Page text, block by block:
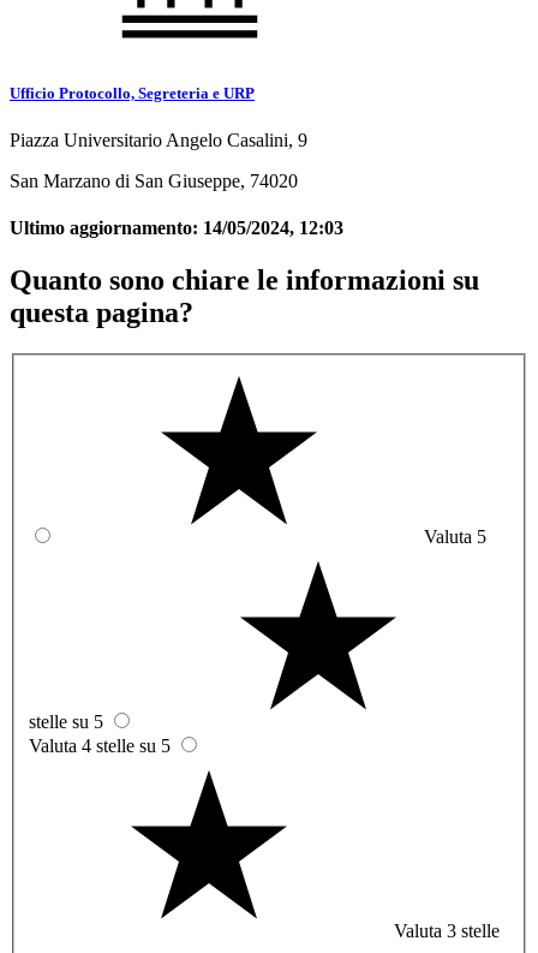
Ufficio Protocollo, Segreteria e URP
Piazza Universitario Angelo Casalini, 9
San Marzano di San Giuseppe, 74020
Ultimo aggiornamento: 14/05/2024, 12:03
Quanto sono chiare le informazioni su
questa pagina?
Valuta 5
stelle su 5
Valuta 4 stelle su 5
Valuta 3 stelle